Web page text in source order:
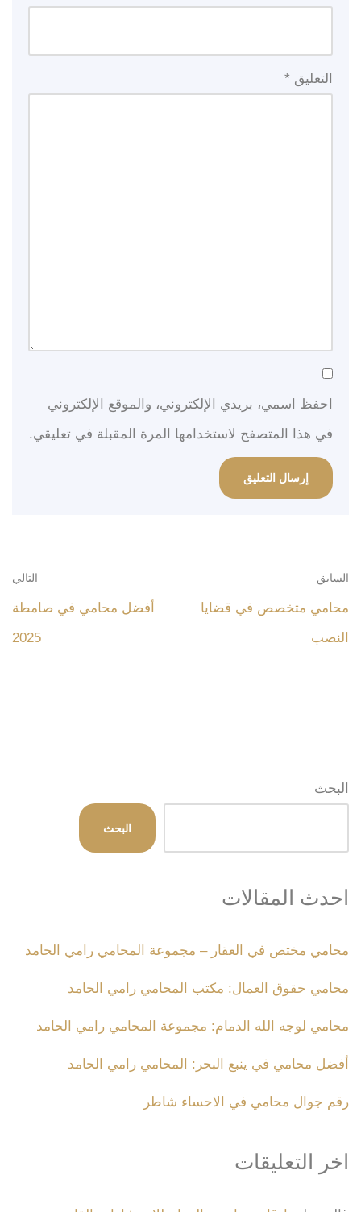
التعليق *
احفظ اسمي، بريدي الإلكتروني، والموقع الإلكتروني
في هذا المتصفح لاستخدامها المرة المقبلة في تعليقي.
السابق
محامي متخصص في قضايا
النصب
التالي
أفضل محامي في صامطة
2025
البحث
البحث
احدث المقالات
محامي مختص في العقار – مجموعة المحامي رامي الحامد
محامي حقوق العمال: مكتب المحامي رامي الحامد
محامي لوجه الله الدمام: مجموعة المحامي رامي الحامد
أفضل محامي في ينبع البحر: المحامي رامي الحامد
رقم جوال محامي في الاحساء شاطر
اخر التعليقات